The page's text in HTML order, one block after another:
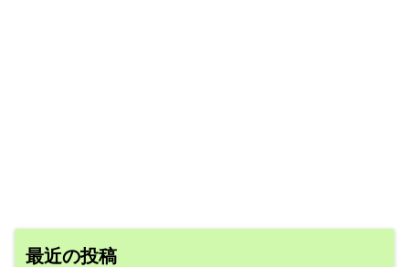
最近の投稿